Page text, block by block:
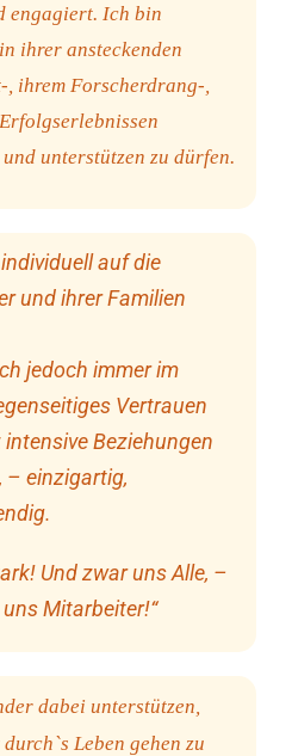
engagiert. Ich bin
ihrer ansteckenden
ihrem Forscherdrang-,
unterstützen zu dürfen.
auf die
und ihrer Familien
jedoch immer im
Vertrauen
Beziehungen
– einzigartig,
Und zwar uns Alle, –
Mitarbeiter!“
dabei unterstützen,
Leben gehen zu